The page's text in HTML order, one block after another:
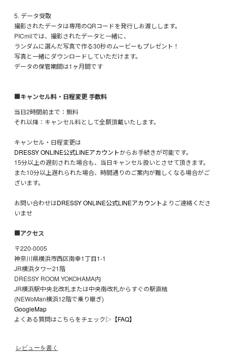
5. データ受取
撮影されたデータは専用のQRコードを発行しお渡しします。
PICmiiでは、撮影されたデータと一緒に、
ランダムに選んだ写真で作る30秒のムービーもプレゼント！
写真と一緒にダウンロードしていただけます。
データの保管期間は1ヶ月間です
■キャンセル料・日程変更 手数料
当日2時間前まで：無料
それ以降：キャンセル料として全額頂戴いたします。
キャンセル・日程変更は
DRESSY ONLINE公式LINEアカウントからお手続きが可能です。
15分以上の遅刻された場合も、当日キャンセル扱いとさせて頂きます。
また10分以上遅れられた場合、時間通りのご案内が難しくなる場合がご
ざいます。
お問い合わせはDRESSY ONLINE公式LINEアカウントよりご連絡くださ
いませ
■アクセス
〒220-0005
神奈川県横浜市西区南幸1丁目1-1
JR横浜タワー21階
DRESSY ROOM YOKOHAMA内
JR横浜駅中央北改札または中央南改札からすぐの駅直結
(NEWoMan横浜12階で乗り継ぎ)
GoogleMap
よくある質問はこちらをチェック▷ 【FAQ】
レビューを書く